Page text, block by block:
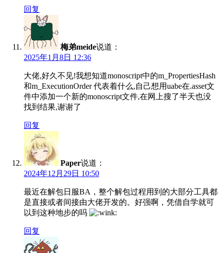
回复
梅弟meide说道：
2025年1月8日 12:36
大佬,好久不见!我想知道monoscript中的m_PropertiesHash
和m_ExecutionOrder 代表着什么,自己想用uabe在.asset文
件中添加一个新的monoscript文件,在网上搜了半天也没
找到结果,谢谢了
回复
Paper说道：
2024年12月29日 10:50
最近在解包日服BA，整个解包过程用到的大部分工具都
是直接或者间接由大佬开发的。好强啊，凭借自学就可
以到这种地步的吗
回复